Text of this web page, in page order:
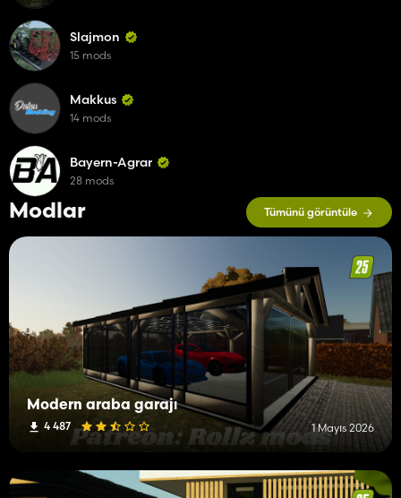
Modlar Tümünü görüntüle
Modern araba garajı
4 487 1 Mayıs 2026
Slajmon
15 mods
Makkus
14 mods
Bayern-Agrar
28 mods